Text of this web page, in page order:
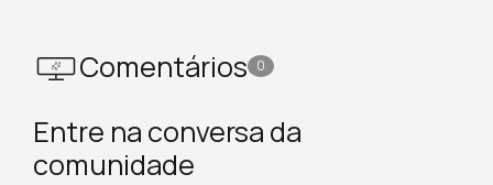
Comentários 0
Entre na conversa da
comunidade